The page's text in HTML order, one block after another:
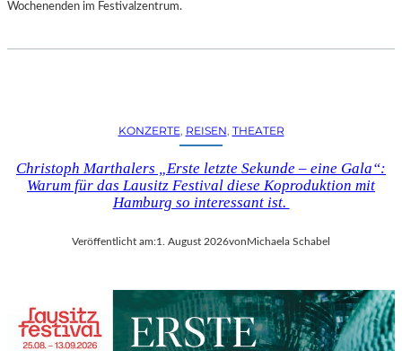
W
S
C
H
N
N
S
T
Wochenenden im Festivalzentrum.
KONZERTE, REISEN THEATER
Christoph Marthalers „Erste letzte Sekunde – eine Gala“:
Warum für das Lausitz Festival diese Koproduktion mit
Hamburg so interessant ist.
Veröffentlicht am:1. August 2026vonMichaela Schabel